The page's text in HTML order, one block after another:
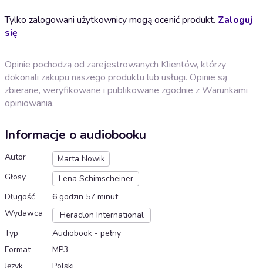
Tylko zalogowani użytkownicy mogą ocenić produkt. Zaloguj
się
Opinie pochodzą od zarejestrowanych Klientów, którzy
dokonali zakupu naszego produktu lub usługi. Opinie są
zbierane, weryfikowane i publikowane zgodnie zWarunkami
opiniowania.
Informacje o audiobooku
Autor
Marta Nowik
Głosy
Lena Schimscheiner
Długość
6 godzin 57 minut
Wydawca
Heraclon International
Typ
Audiobook - pełny
Format
MP3